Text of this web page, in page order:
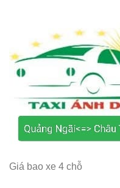
Giá bao xe 4 chỗ